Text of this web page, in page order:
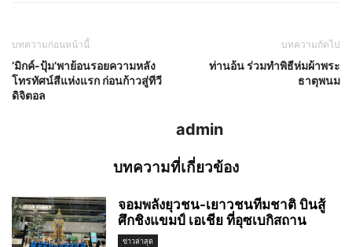
บทความก่อนหน้านี้
‘มิกค์-ปุ้ม’พาย้อนรอยความหลัง
โทรทัศน์สีแห่งแรก ก่อนก้าวสู่ทีวี
ดิจิตอล
บทความถัดไป
ท่านอ้น ร่วมทำพิธีห่มผ้าพระ
ธาตุพนม
admin
บทความที่เกี่ยวข้อง
จอมพลังยุวชน-เยาวชนทีมชาติ บินสู้
ศึกชิงแขมป์ เอเชีย ที่อุซเบกิสถาน
ข่าวล่าสุด